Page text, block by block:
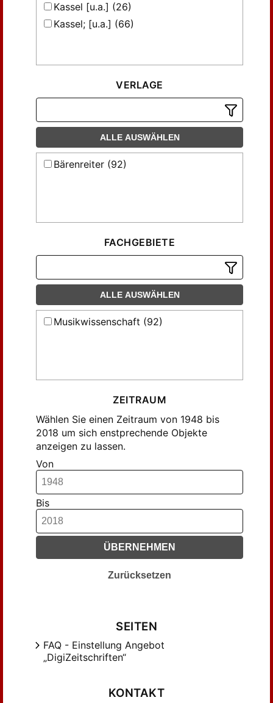
Kassel [u.a.] (26)
Kassel; [u.a.] (66)
VERLAGE
ALLE AUSWÄHLEN
Bärenreiter (92)
FACHGEBIETE
ALLE AUSWÄHLEN
Musikwissenschaft (92)
ZEITRAUM
Wählen Sie einen Zeitraum von 1948 bis
2018 um sich enstprechende Objekte
anzeigen zu lassen.
Von
Bis
ÜBERNEHMEN
Zurücksetzen
SEITEN
FAQ - Einstellung Angebot
„DigiZeitschriften“
KONTAKT